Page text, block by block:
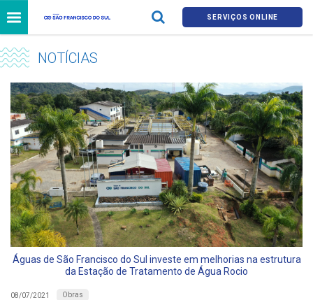
SERVIÇOS ONLINE
NOTÍCIAS
Águas de São Francisco do Sul investe em melhorias na estrutura
da Estação de Tratamento de Água Rocio
08/07/2021 Obras